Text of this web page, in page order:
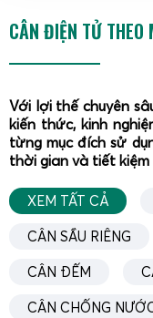
CÂN ĐIỆN TỬ
Với lợi thế chuyên
kiến thức, kinh
từng mục đích sử
thời gian và tiết
XEM TẤT CẢ
CÂN SẦU RIÊNG
CÂN ĐẾM
CÂN CHỐNG